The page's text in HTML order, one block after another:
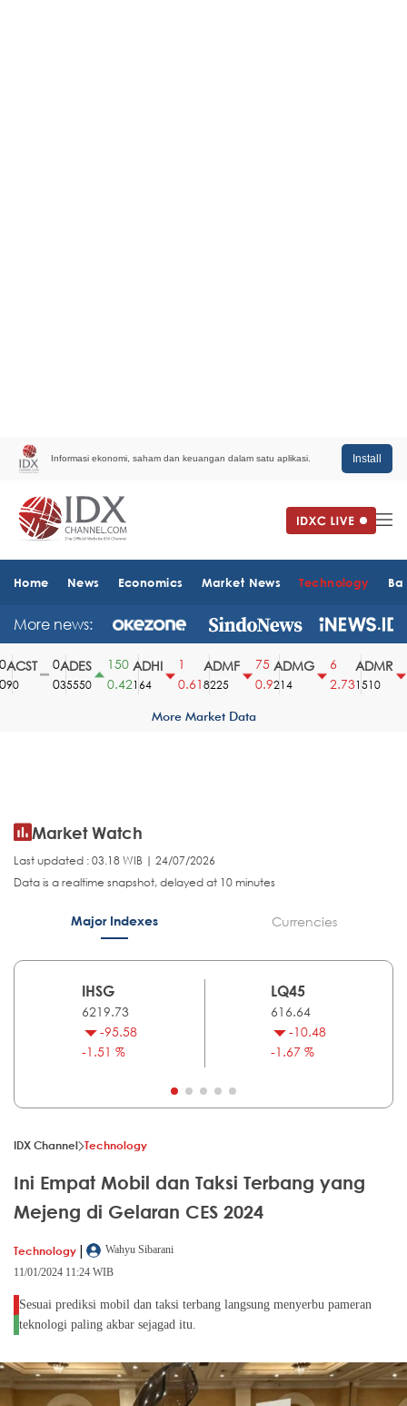
Informasi ekonomi, saham dan keuangan dalam satu aplikasi. Install
Home News Economics Market News Technology
More news:
ADES
35550
150
0.42
ADHI
164
0.61
ADMF
8225
75
0.9
ADMG
214
2.73
ADMR
1510
More Market Data
Market Watch
Last updated : 03.18 WIB | 24/07/2026
Data is a realtime snapshot, delayed at 10 minutes
Major Indexes Currencies
IHSG
6219.73
-95.58
-1.51 %
LQ45
616.64
-10.48
-1.67 %
IDX Channel Technology
Ini Empat Mobil dan Taksi Terbang yang
Mejeng di Gelaran CES 2024
Technology |
Wahyu Sibarani
11/01/2024 11:24 WIB
Sesuai prediksi mobil dan taksi terbang langsung menyerbu pameran
teknologi paling akbar sejagad itu.